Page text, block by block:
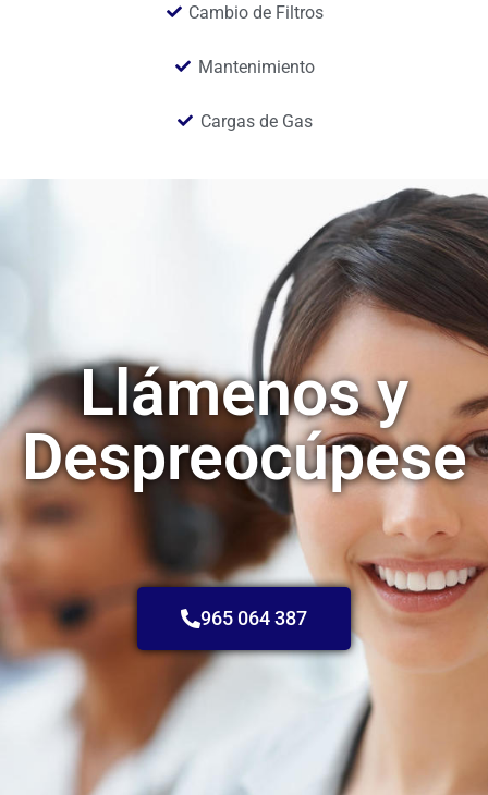
Cambio de Filtros
Mantenimiento
Cargas de Gas
Llámenos y
Despreocúpese
965 064 387